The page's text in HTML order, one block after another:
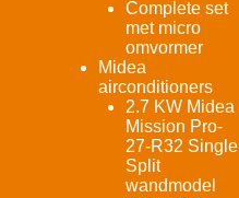
Complete set
met micro
omvormer
Midea
airconditioners
2.7 KW Midea
Mission Pro-
27-R32 Single
Split
wandmodel